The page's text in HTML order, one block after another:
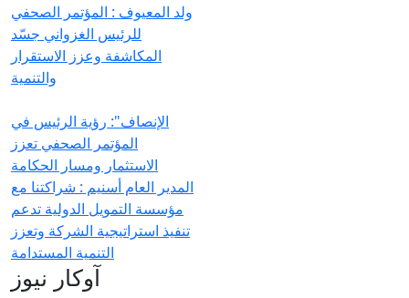
ولد المعيوف : المؤتمر الصحفي
للرئيس الغزواني جسّد
المكاشفة وعزز الاستقرار
والتنمية
الإنصاف": رؤية الرئيس في
المؤتمر الصحفي تعزز
الاستثمار ومسار الحكامة
المدير العام أسنيم : شراكتنا مع
مؤسسة التمويل الدولية تدعم
تنفيذ استراتيجية الشركة وتعزز
التنمية المستدامة
آوكار نيوز